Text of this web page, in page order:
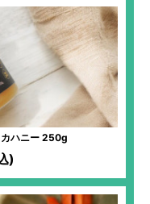
ハニー 250g
)